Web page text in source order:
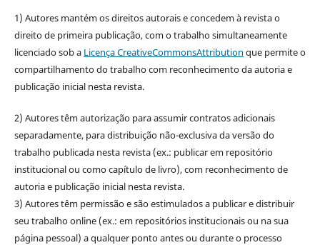
1) Autores mantém os direitos autorais e concedem à revista o
direito de primeira publicação, com o trabalho simultaneamente
licenciado sob a Licença CreativeCommonsAttribution que permite o
compartilhamento do trabalho com reconhecimento da autoria e
publicação inicial nesta revista.
2) Autores têm autorização para assumir contratos adicionais
separadamente, para distribuição não-exclusiva da versão do
trabalho publicada nesta revista (ex.: publicar em repositório
institucional ou como capítulo de livro), com reconhecimento de
autoria e publicação inicial nesta revista.
3) Autores têm permissão e são estimulados a publicar e distribuir
seu trabalho online (ex.: em repositórios institucionais ou na sua
página pessoal) a qualquer ponto antes ou durante o processo